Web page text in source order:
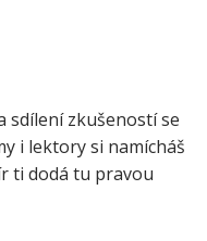
sdílení zkušeností se
i lektory si namícháš
ti dodá tu pravou